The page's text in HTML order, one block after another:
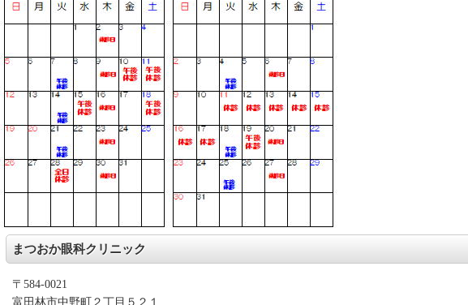
まつおか眼科クリニック
〒584-0021
富田林市中野町２丁目５２１